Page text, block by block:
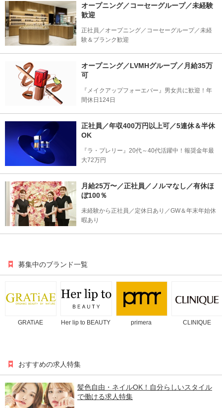
オープニング／コーセーグループ／未経験
歓迎
正社員／オープニング／コーセーグループ／未経
験＆ブランク歓迎
オープニング／LVMHグループ／月給35万
可
『メイクアップフォーエバー』男女共に歓迎！年
間休日124日
正社員／年収400万円以上可／5連休＆半休
OK
『ラ・プレリー』20代～40代活躍中！報奨金年最
大72万円
月給25万〜／正社員／ノルマなし／有休ほ
ぼ100％
未経験から正社員／定休日あり／GW＆年末年始休
暇あり
募集中のブランド一覧
GRATiAE Her lip to BEAUTY primera CLINIQUE
おすすめの求人特集
髪色自由・ネイルOK！自分らしいスタイル
で働ける求人特集